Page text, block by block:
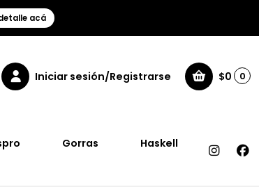
acá
Iniciar sesión/Registrarse $0 0
Gorras Haskell